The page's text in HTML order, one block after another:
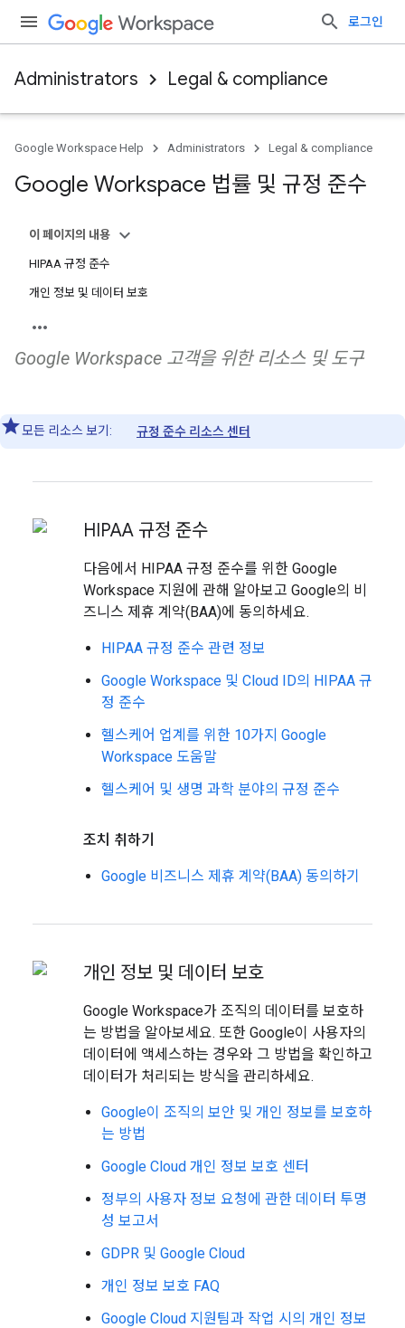
로그인
Administrators Legal & compliance
Google Workspace Help Administrators Legal & compliance
Google Workspace 법률 및 규정 준수
이 페이지의 내용
HIPAA 규정 준수
개인 정보 및 데이터 보호
Google Workspace 고객을 위한 리소스 및 도구
모든 리소스 보기: 규정 준수 리소스 센터
HIPAA 규정 준수
다음에서 HIPAA 규정 준수를 위한 Google
Workspace 지원에 관해 알아보고 Google의 비
즈니스 제휴 계약(BAA)에 동의하세요.
HIPAA 규정 준수 관련 정보
Google Workspace 및 Cloud ID의 HIPAA 규
정 준수
헬스케어 업계를 위한 10가지 Google
Workspace 도움말
헬스케어 및 생명 과학 분야의 규정 준수
조치 취하기
Google 비즈니스 제휴 계약(BAA) 동의하기
개인 정보 및 데이터 보호
Google Workspace가 조직의 데이터를 보호하
는 방법을 알아보세요. 또한 Google이 사용자의
데이터에 액세스하는 경우와 그 방법을 확인하고
데이터가 처리되는 방식을 관리하세요.
Google이 조직의 보안 및 개인 정보를 보호하
는 방법
Google Cloud 개인 정보 보호 센터
정부의 사용자 정보 요청에 관한 데이터 투명
성 보고서
GDPR 및 Google Cloud
개인 정보 보호 FAQ
Google Cloud 지원팀과 작업 시의 개인 정보